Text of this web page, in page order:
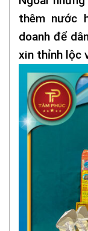
thêm nước
doanh để
xin thỉnh lộc